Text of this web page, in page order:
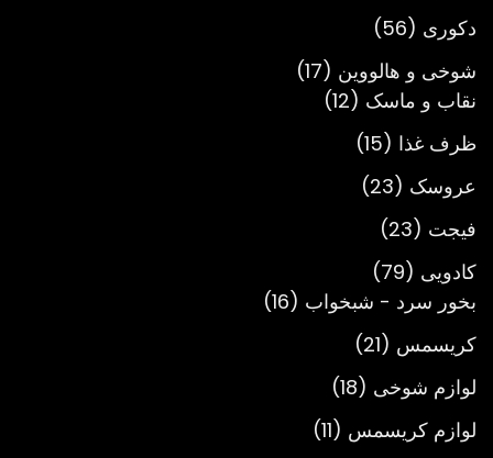
دکوری 56
56
محصول
شوخی و هالووین 17
17
نقاب و ماسک 12
12
ظرف غذا 15
15
محصول
عروسک 23
23
فیجت 23
23
محصول
کادویی 79
79
محصول
بخور سرد - شبخواب 16
16
کریسمس 21
21
محصول
لوازم شوخی 18
18
محصول
لوازم کریسمس 11
11